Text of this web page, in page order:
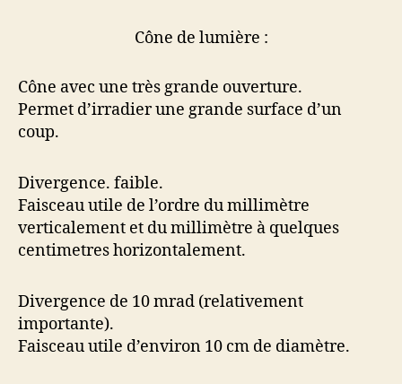
Cône de lumière :
Cône avec une très grande ouverture.
Permet d’irradier une grande surface d’un
coup.
Divergence. faible.
Faisceau utile de l’ordre du millimètre
verticalement et du millimètre à quelques
centimetres horizontalement.
Divergence de 10 mrad (relativement
importante).
Faisceau utile d’environ 10 cm de diamètre.